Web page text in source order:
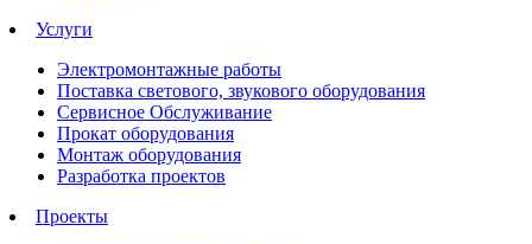
Услуги
Электромонтажные работы
Поставка светового, звукового оборудования
Сервисное Обслуживание
Прокат оборудования
Монтаж оборудования
Разработка проектов
Проекты